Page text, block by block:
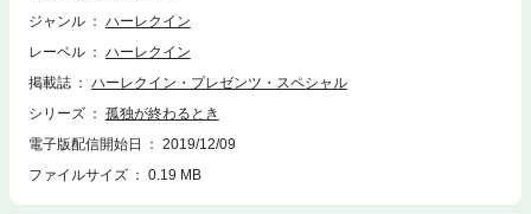
ジャンル
ハーレクイン
レーベル
ハーレクイン
掲載誌
ハーレクイン・プレゼンツ・スペシャル
シリーズ
孤独が終わるとき
電子版配信開始日
2019/12/09
ファイルサイズ
0.19 MB